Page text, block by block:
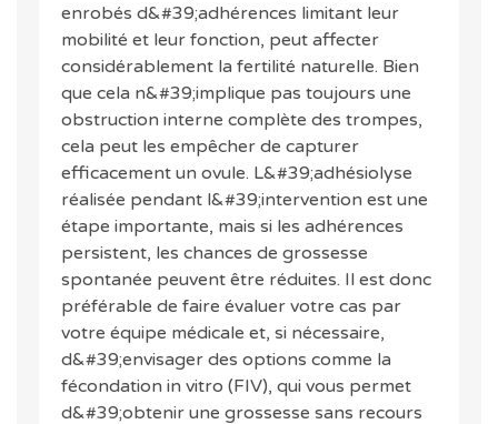
enrobés d&#39;adhérences limitant leur
mobilité et leur fonction, peut affecter
considérablement la fertilité naturelle. Bien
que cela n&#39;implique pas toujours une
obstruction interne complète des trompes,
cela peut les empêcher de capturer
efficacement un ovule. L&#39;adhésiolyse
réalisée pendant l&#39;intervention est une
étape importante, mais si les adhérences
persistent, les chances de grossesse
spontanée peuvent être réduites. Il est donc
préférable de faire évaluer votre cas par
votre équipe médicale et, si nécessaire,
d&#39;envisager des options comme la
fécondation in vitro (FIV), qui vous permet
d&#39;obtenir une grossesse sans recours